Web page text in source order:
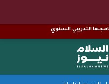
التدريبي السنوي